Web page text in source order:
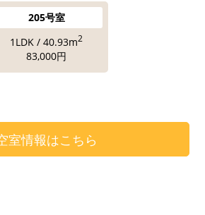
205号室
1LDK / 40.93m2
83,000円
室情報はこちら